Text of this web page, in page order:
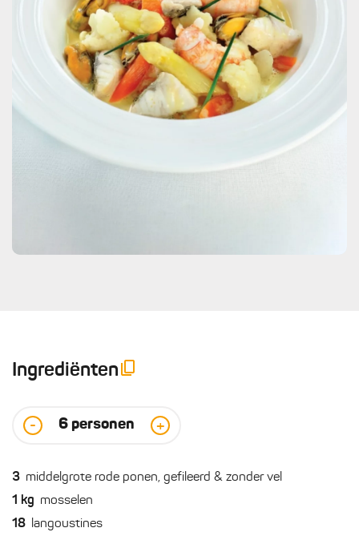
Ingrediënten
- 6 personen +
3 middelgrote rode ponen, gefileerd & zonder vel
1 kg mosselen
18 langoustines